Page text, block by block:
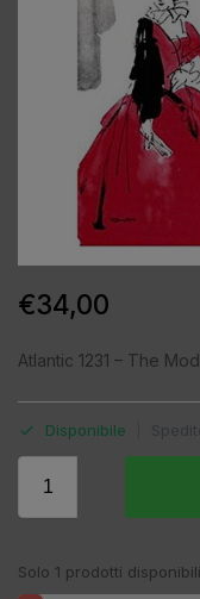
€34,00
Atlantic 1231 – The
Disponibile
Solo 1 prodotti